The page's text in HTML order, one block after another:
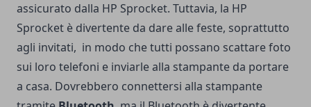
assicurato dalla HP Sprocket. Tuttavia, la HP
Sprocket è divertente da dare alle feste, soprattutto
agli invitati, in modo che tutti possano scattare foto
sui loro telefoni e inviarle alla stampante da portare
a casa. Dovrebbero connettersi alla stampante